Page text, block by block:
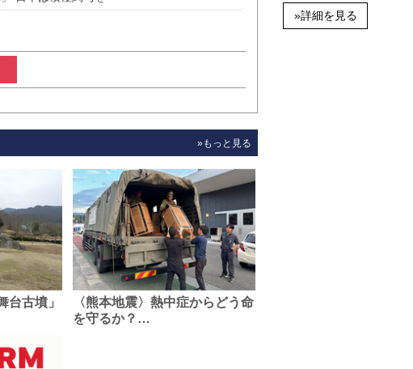
»もっと見る
台古墳」
〈熊本地震〉熱中症からどう命
を守るか？…
»詳細を見る